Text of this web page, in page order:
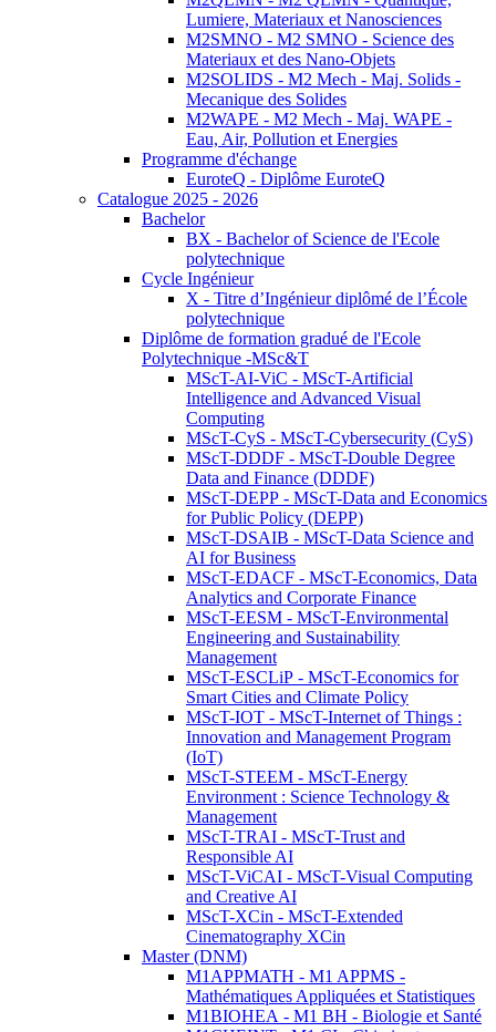
Lumiere, Materiaux et Nanosciences
M2SMNO - M2 SMNO - Science des
Materiaux et des Nano-Objets
M2SOLIDS - M2 Mech - Maj. Solids -
Mecanique des Solides
M2WAPE - M2 Mech - Maj. WAPE -
Eau, Air, Pollution et Energies
Programme d'échange
EuroteQ - Diplôme EuroteQ
Catalogue 2025 - 2026
Bachelor
BX - Bachelor of Science de l'Ecole
polytechnique
Cycle Ingénieur
X - Titre d’Ingénieur diplômé de l’École
polytechnique
Diplôme de formation gradué de l'Ecole
Polytechnique -MSc&T
MScT-AI-ViC - MScT-Artificial
Intelligence and Advanced Visual
Computing
MScT-CyS - MScT-Cybersecurity (CyS)
MScT-DDDF - MScT-Double Degree
Data and Finance (DDDF)
MScT-DEPP - MScT-Data and Economics
for Public Policy (DEPP)
MScT-DSAIB - MScT-Data Science and
AI for Business
MScT-EDACF - MScT-Economics, Data
Analytics and Corporate Finance
MScT-EESM - MScT-Environmental
Engineering and Sustainability
Management
MScT-ESCLiP - MScT-Economics for
Smart Cities and Climate Policy
MScT-IOT - MScT-Internet of Things :
Innovation and Management Program
(IoT)
MScT-STEEM - MScT-Energy
Environment : Science Technology &
Management
MScT-TRAI - MScT-Trust and
Responsible AI
MScT-ViCAI - MScT-Visual Computing
and Creative AI
MScT-XCin - MScT-Extended
Cinematography XCin
Master (DNM)
M1APPMATH - M1 APPMS -
Mathématiques Appliquées et Statistiques
M1BIOHEA - M1 BH - Biologie et Santé